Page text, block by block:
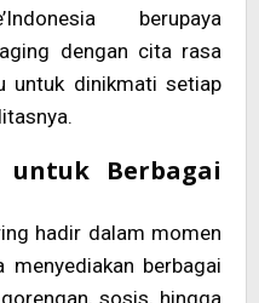
berupaya
dengan cita rasa
untuk dinikmati setiap
untuk Berbagai
hadir dalam momen
menyediakan berbagai